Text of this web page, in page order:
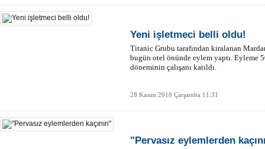
Yeni işletmeci belli oldu!
Titanic Grubu tarafından kiralanan
bugün otel önünde eylem yaptı. Eyleme
döneminin çalışanı katıldı.
28 Kasım 2018 Çarşamba 11:31
"Pervasız eylemlerden